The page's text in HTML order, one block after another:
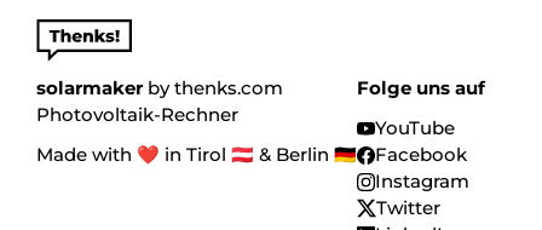
solarmakerby thenks.com
Photovoltaik-Rechner
Made with ❤️ in Tirol 🇦🇹 & Berlin 🇩🇪
Folge uns auf
YouTube
Facebook
Instagram
Twitter